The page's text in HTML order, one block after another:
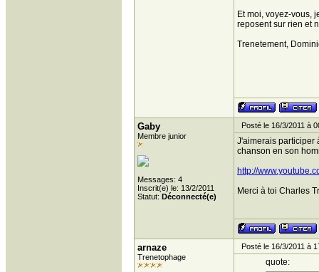
Et moi, voyez-vous,
reposent sur rien et
Trenetement,
Gaby
Membre junior
Messages: 4
Inscrit(e) le: 13/2/2011
Statut: Déconnecté(e)
Posté le 16/3/2011 à
J'aimerais participer
chanson en son
http://
Merci à toi Charles
arnaze
Trenetophage
Posté le 16/3/2011 à
quote: